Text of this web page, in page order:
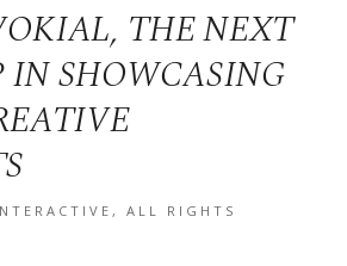
THE NEXT
IN SHOWCASING
, ALL RIGHTS